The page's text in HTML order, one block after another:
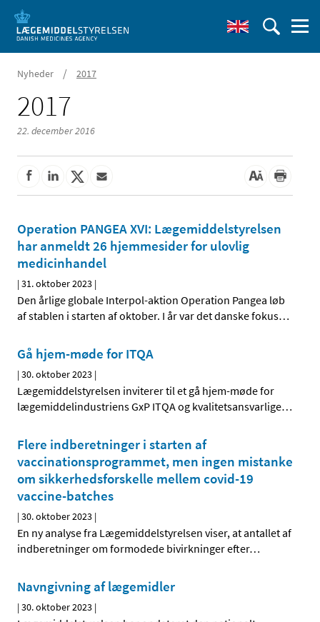
Nyheder / 2017
2017
22. december 2016
Operation PANGEA XVI: Lægemiddelstyrelsen
har anmeldt 26 hjemmesider for ulovlig
medicinhandel
|31. oktober 2023 |
Den årlige globale Interpol-aktion Operation Pangea løb
af stablen i starten af oktober. I år var det danske fokus…
Gå hjem-møde for ITQA
|30. oktober 2023 |
Lægemiddelstyrelsen inviterer til et gå hjem-møde for
lægemiddelindustriens GxP ITQA og kvalitetsansvarlige…
Flere indberetninger i starten af
vaccinationsprogrammet, men ingen mistanke
om sikkerhedsforskelle mellem covid-19
vaccine-batches
|30. oktober 2023 |
En ny analyse fra Lægemiddelstyrelsen viser, at antallet af
indberetninger om formodede bivirkninger efter…
Navngivning af lægemidler
|30. oktober 2023 |